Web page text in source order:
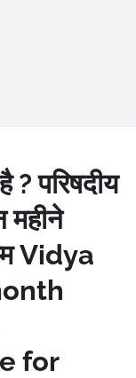
? परिषदीय
महीने
Vidya
for